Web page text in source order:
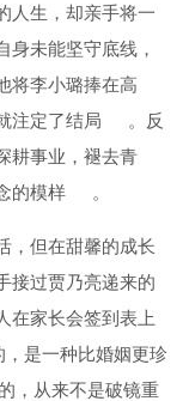
人生，却亲手将一
身未能坚守底线，
将李小璐捧在高
注定了结局
。反
耕事业，褪去青
的模样
。
，但在甜馨的成长
接过贾乃亮递来的
在家长会签到表上
，是一种比婚姻更珍
，从来不是破镜重